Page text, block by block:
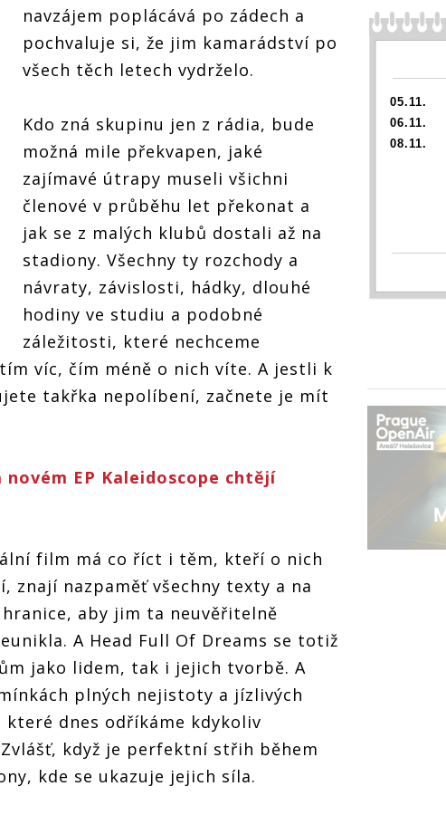
navzájem poplácává po zádech a
pochvaluje si, že jim kamarádství po
všech těch letech vydrželo.
Kdo zná skupinu jen z rádia, bude
možná mile překvapen, jaké
zajímavé útrapy museli všichni
členové v průběhu let překonat a
jak se z malých klubů dostali až na
stadiony. Všechny ty rozchody a
návraty, závislosti, hádky, dlouhé
hodiny ve studiu a podobné
záležitosti, které nechceme
víc, čím méně o nich víte. A jestli k
takřka nepolíbení, začnete je mít
novém EP Kaleidoscope chtějí
film má co říct i těm, kteří o nich
znají nazpaměť všechny texty a na
aby jim ta neuvěřitelně
A Head Full Of Dreams se totiž
jako lidem, tak i jejich tvorbě. A
plných nejistoty a jízlivých
dnes odříkáme kdykoliv
když je perfektní střih během
kde se ukazuje jejich síla.
05.11.
06.11.
08.11.